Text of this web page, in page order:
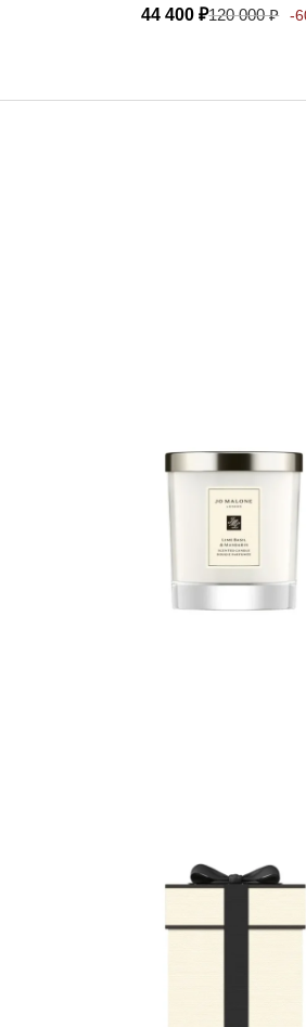
44 400₽120 000₽ -